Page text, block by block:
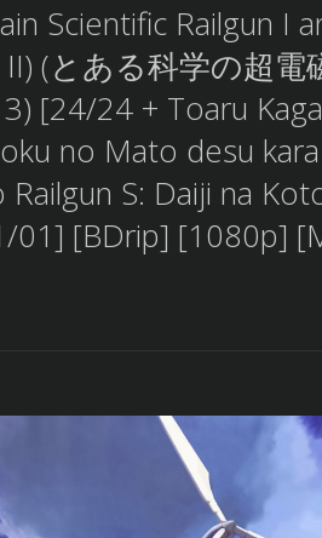
Scientific Railgun I
(とある科学の超電
[24/24 + Toaru
no Mato desu kara
S: Daiji na
01] [BDrip] [1080p]